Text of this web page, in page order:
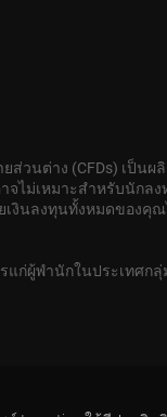
ส่วนต่าง (CFDs) เป็
าจไม่เหมาะสำหรับนัก
เงินลงทุนทั้งหมดของคุณ
แก่ผู้พำนักในประเทศก